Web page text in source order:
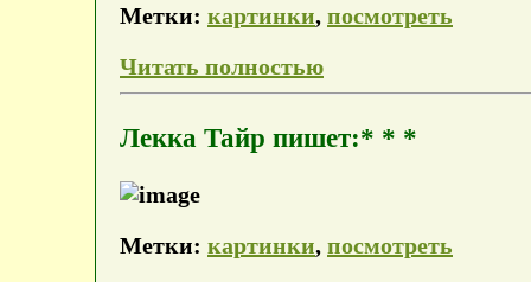
Метки: картинки, посмотреть
Читать полностью
Лекка Тайр пишет:* * *
Метки: картинки, посмотреть